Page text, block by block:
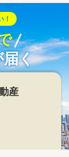
！
届く
産